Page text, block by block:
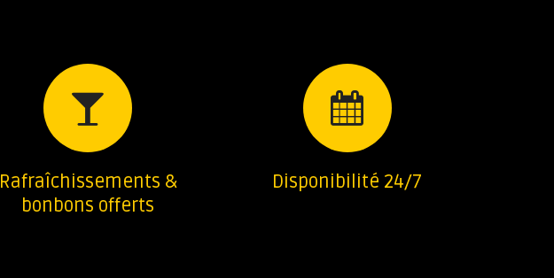
Rafraîchissements &
bonbons offerts
Disponibilité 24/7